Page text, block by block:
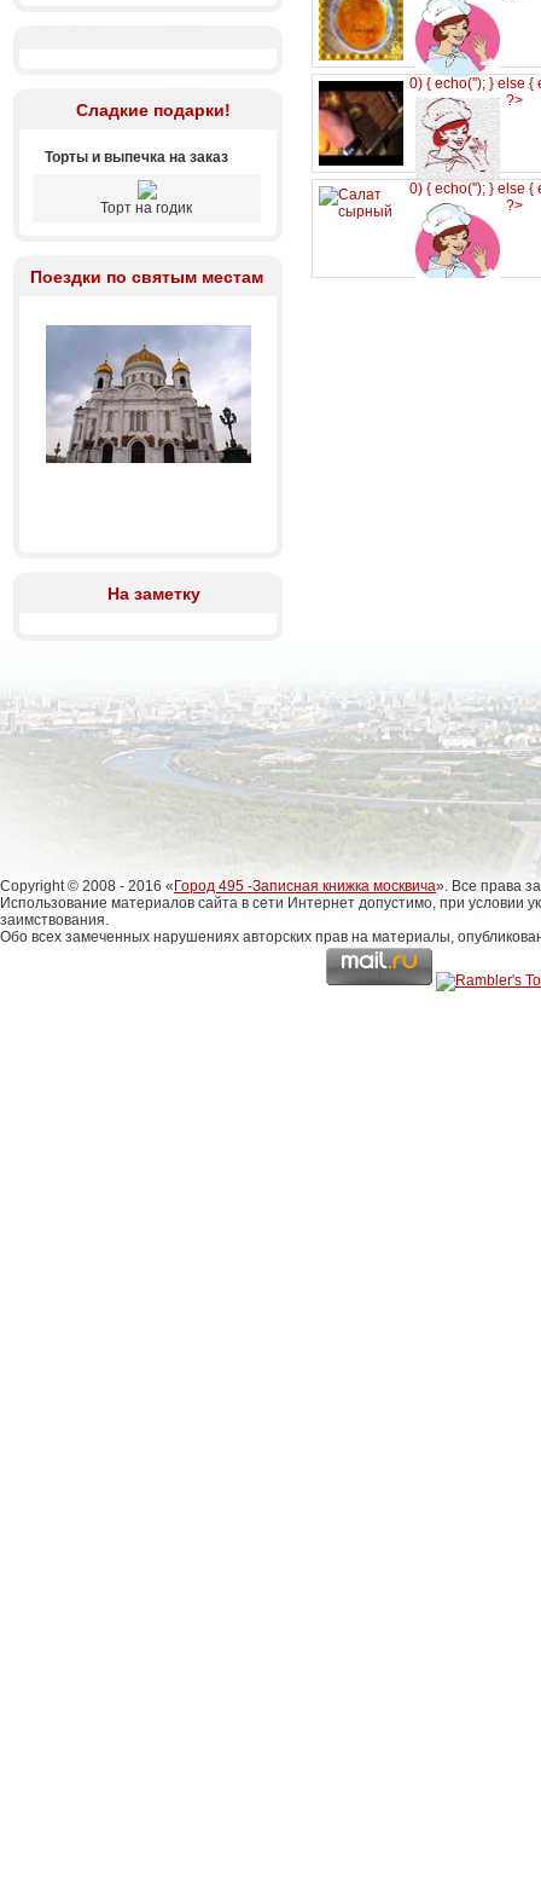
Сладкие подарки!
Торты и выпечка на заказ
Торт на годик
Поездки по святым местам
На заметку
0) { echo(''); } else {
?>
0) { echo(''); } else {
?>
Copyright © 2008 - 2016 « Город 495 -Записная книжка москвича». Все права
Использование материалов сайта в сети Интернет допустимо, при условии
заимствования.
Обо всех замеченных нарушениях авторских прав на материалы,